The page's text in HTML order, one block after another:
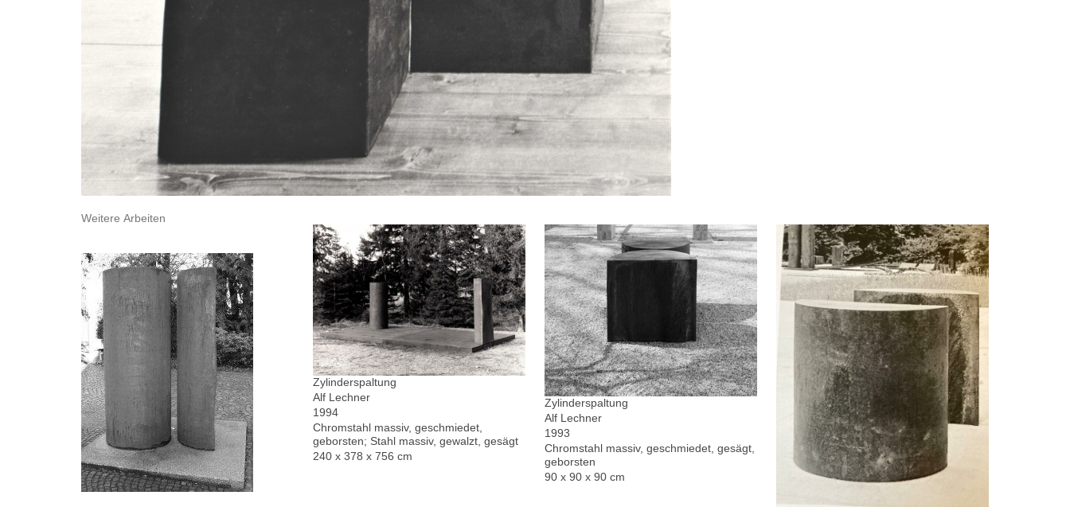
Weitere Arbeiten
Zylinderspaltung
Alf Lechner
1994
Chromstahl massiv, geschmiedet,
geborsten; Stahl massiv, gewalzt, gesägt
240 x 378 x 756 cm
Zylinderspaltung
Alf Lechner
1993
Chromstahl massiv, geschmiedet, gesägt,
geborsten
90 x 90 x 90 cm